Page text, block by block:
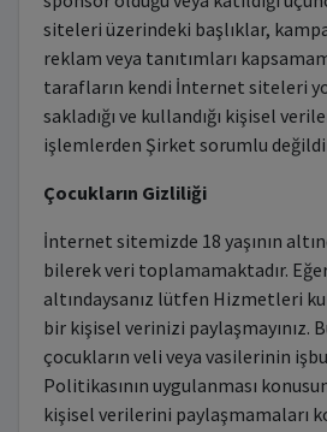
siteleri üzerindeki başlıklar,
reklam veya tanıtımları
tarafların kendi İnternet siteleri
sakladığı ve kullandığı kişisel
işlemlerden Şirket sorumlu
Çocukların Gizliliği
İnternet sitemizde 18 yaşının
bilerek veri toplamamaktadır. Eğer
altındaysanız lütfen Hizmetleri
bir kişisel verinizi paylaşmayınız.
çocukların veli veya vasilerinin
Politikasının uygulanması
kişisel verilerini paylaşmamaları